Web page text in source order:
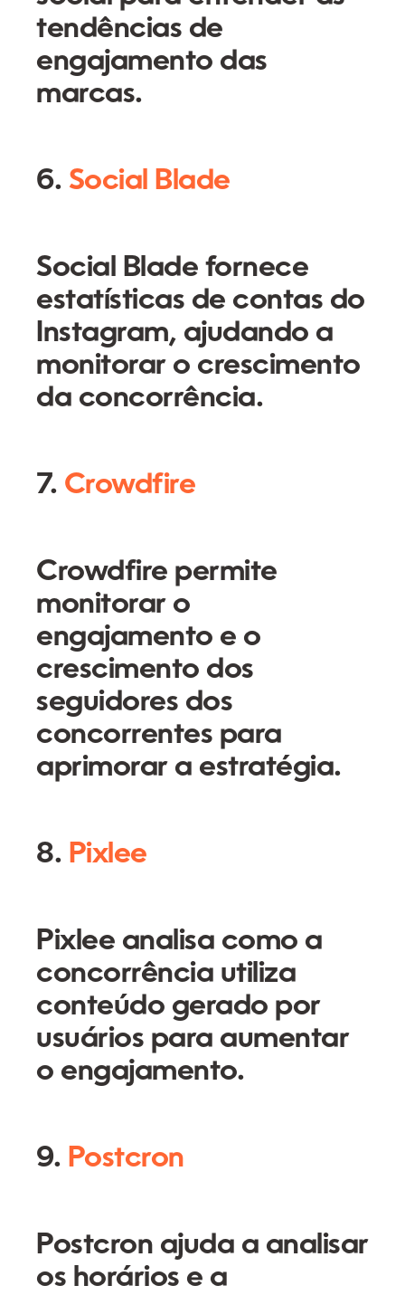
tendências de
engajamento das
marcas.
6. Social Blade
Social Blade fornece
estatísticas de contas do
Instagram, ajudando a
monitorar o crescimento
da concorrência.
7. Crowdfire
Crowdfire permite
monitorar o
engajamento e o
crescimento dos
seguidores dos
concorrentes para
aprimorar a estratégia.
8. Pixlee
Pixlee analisa como a
concorrência utiliza
conteúdo gerado por
usuários para aumentar
o engajamento.
9. Postcron
Postcron ajuda a analisar
os horários e a